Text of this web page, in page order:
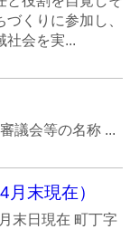
くりに参加し、
社会を実...
議会等の名称 ...
末現在）
末日現在 町丁字